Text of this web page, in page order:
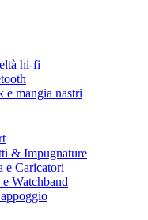
hi-fi
e mangia nastri
& Impugnature
e Caricatori
Watchband